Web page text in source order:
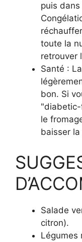
puis
toute la
retrouver
Santé :
bon. Si
le
baisser
Salade
citron).
Légumes